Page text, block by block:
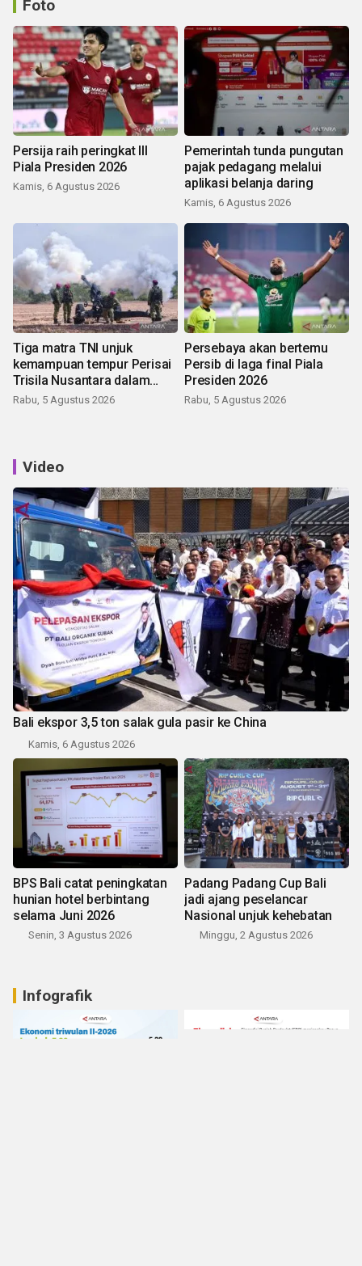
Foto
Persija raih peringkat III
Piala Presiden 2026
Kamis, 6 Agustus 2026
Pemerintah tunda pungutan
pajak pedagang melalui
aplikasi belanja daring
Kamis, 6 Agustus 2026
Tiga matra TNI unjuk
kemampuan tempur Perisai
Trisila Nusantara dalam
latihan di Kepri
Rabu, 5 Agustus 2026
Persebaya akan bertemu
Persib di laga final Piala
Presiden 2026
Rabu, 5 Agustus 2026
Video
Bali ekspor 3,5 ton salak gula pasir ke China
Kamis, 6 Agustus 2026
BPS Bali catat peningkatan
hunian hotel berbintang
selama Juni 2026
Senin, 3 Agustus 2026
Padang Padang Cup Bali
jadi ajang peselancar
Nasional unjuk kehebatan
Minggu, 2 Agustus 2026
Infografik